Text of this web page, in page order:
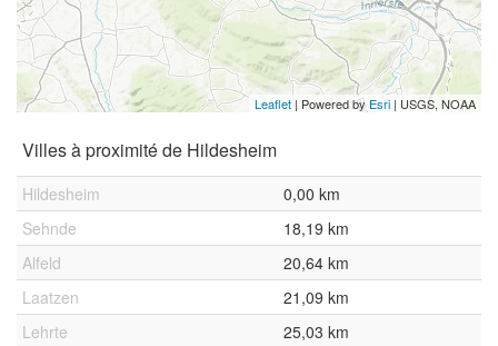
Leaflet | Powered byEsri | USGS, NOAA
Villes à proximité de Hildesheim
Hildesheim
0,00 km
Sehnde
18,19 km
Alfeld
20,64 km
Laatzen
21,09 km
Lehrte
25,03 km